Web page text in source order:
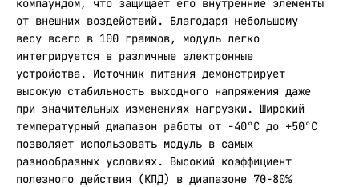
компаундом, что защищает его внутренние элементы
от внешних воздействий. Благодаря небольшому
весу всего в 100 граммов, модуль легко
интегрируется в различные электронные
устройства. Источник питания демонстрирует
высокую стабильность выходного напряжения даже
при значительных изменениях нагрузки. Широкий
температурный диапазон работы от -40°C до +50°C
позволяет использовать модуль в самых
разнообразных условиях. Высокий коэффициент
полезного действия (КПД) в диапазоне 70-80%